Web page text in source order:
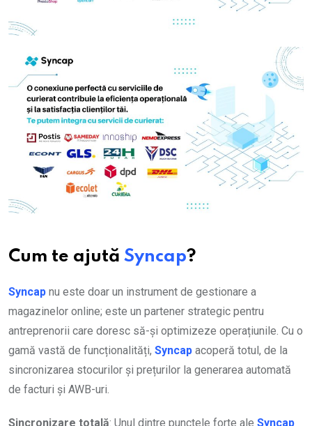
Cum te ajută Syncap?
Syncap nu este doar un instrument de gestionare a
magazinelor online; este un partener strategic pentru
antreprenorii care doresc să-și optimizeze operațiunile. Cu o
gamă vastă de funcționalități, Syncap acoperă totul, de la
sincronizarea stocurilor și prețurilor la generarea automată
de facturi și AWB-uri.
Sincronizare totală: Unul dintre punctele forte ale Syncap